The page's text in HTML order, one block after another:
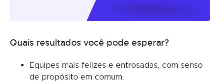
Quais resultados você pode esperar?
Equipes mais felizes e entrosadas, com senso
de propósito em comum.